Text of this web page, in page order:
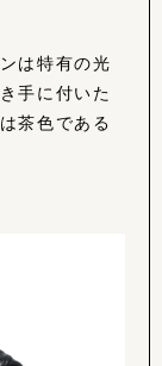
は特有の光
手に付いた
茶色である